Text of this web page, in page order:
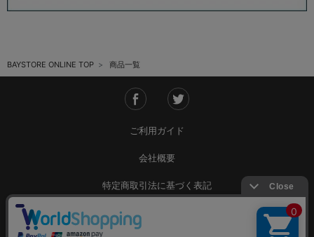
BAYSTORE ONLINE TOP 商品一覧
ご利用ガイド
会社概要
特定商取引法に基づく表記
ご利用規約